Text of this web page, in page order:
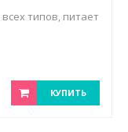
типов, питает
КУПИТЬ